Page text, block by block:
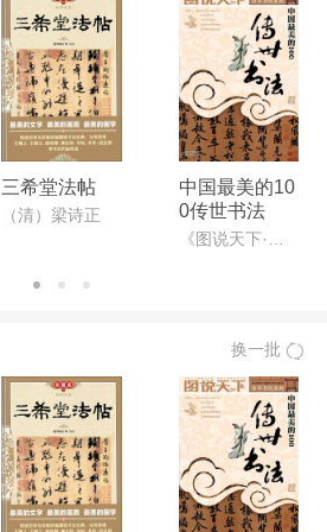
三希堂法帖
（清）梁诗正
中国最美的10
0传世书法
《图说天下·国学书院系列》编委会
换一批